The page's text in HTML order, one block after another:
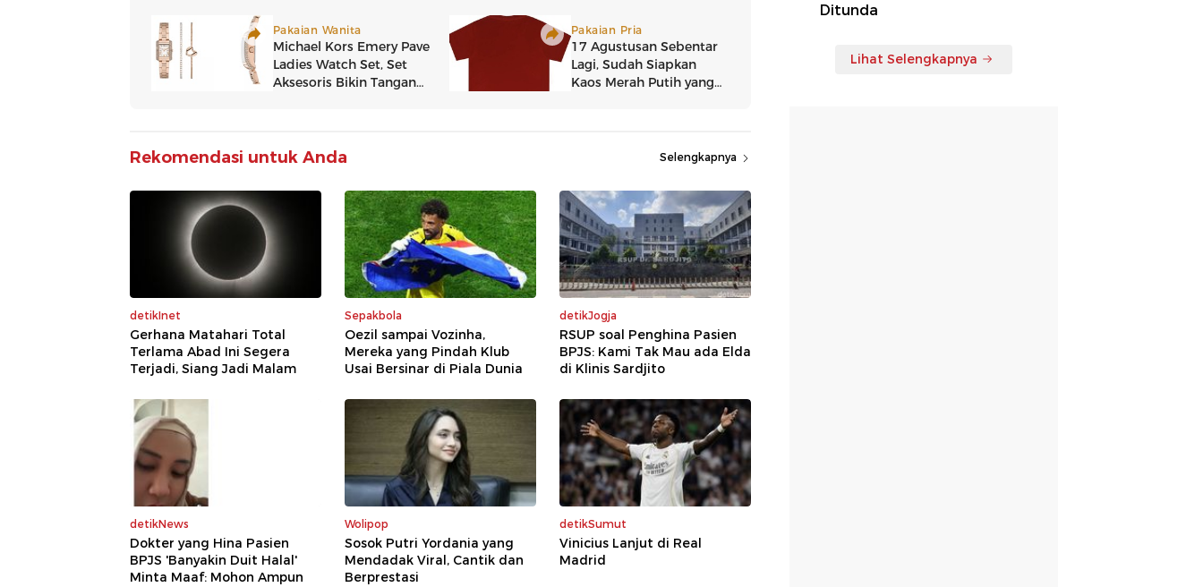
Rekomendasi untuk Anda Selengkapnya
detikInet
Gerhana Matahari Total
Terlama Abad Ini Segera
Terjadi, Siang Jadi Malam
Sepakbola
Oezil sampai Vozinha,
Mereka yang Pindah Klub
Usai Bersinar di Piala Dunia
detikJogja
RSUP soal Penghina Pasien
BPJS: Kami Tak Mau ada Elda
di Klinis Sardjito
detikNews
Dokter yang Hina Pasien
BPJS 'Banyakin Duit Halal'
Minta Maaf: Mohon Ampun
Wolipop
Sosok Putri Yordania yang
Mendadak Viral, Cantik dan
Berprestasi
detikSumut
Vinicius Lanjut di Real
Madrid
Ditunda
Lihat Selengkapnya